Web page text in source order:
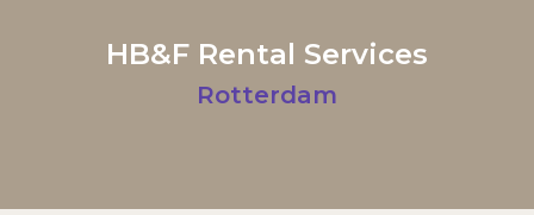
NieuwbouwHB&F Rental Services
Rotterdam